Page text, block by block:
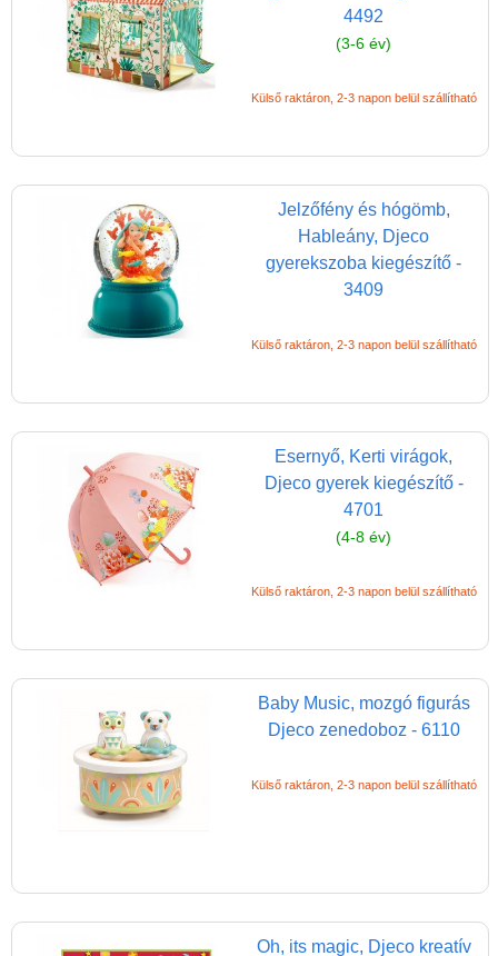
4492
(3-6 év)
Külső raktáron, 2-3 napon belül szállítható
Jelzőfény és hógömb,
Hableány, Djeco
gyerekszoba kiegészítő -
3409
Külső raktáron, 2-3 napon belül szállítható
Esernyő, Kerti virágok,
Djeco gyerek kiegészítő -
4701
(4-8 év)
Külső raktáron, 2-3 napon belül szállítható
Baby Music, mozgó figurás
Djeco zenedoboz - 6110
Külső raktáron, 2-3 napon belül szállítható
Oh, its magic, Djeco kreatív
Vélemények
Adatkezelés
ÁSZF
Szállítási költség 1490 Ft-tól,
5%-os törzsvásárlói
kedvezmény
Miért vásárolj nálunk?
Akiket támogatunk
Játék rendelés - Az internetes
Reklamáció és Elállás